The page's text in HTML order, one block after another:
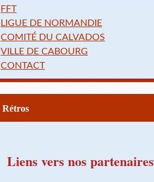
FFT
LIGUE DE NORMANDIE
COMITÉ DU CALVADOS
VILLE DE CABOURG
CONTACT
Rétros
Liens vers nos partenaires